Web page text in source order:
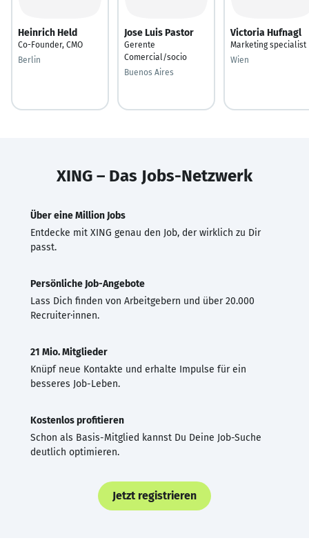
Heinrich Held
Co-Founder, CMO
Berlin
Jose Luis Pastor
Gerente
Comercial/socio
Buenos Aires
Victoria Hufnagl
Marketing specialist
Wien
XING – Das Jobs-Netzwerk
Über eine Million Jobs
Entdecke mit XING genau den Job, der wirklich zu Dir
passt.
Persönliche Job-Angebote
Lass Dich finden von Arbeitgebern und über 20.000
Recruiter·innen.
21 Mio. Mitglieder
Knüpf neue Kontakte und erhalte Impulse für ein
besseres Job-Leben.
Kostenlos profitieren
Schon als Basis-Mitglied kannst Du Deine Job-Suche
deutlich optimieren.
Jetzt registrieren